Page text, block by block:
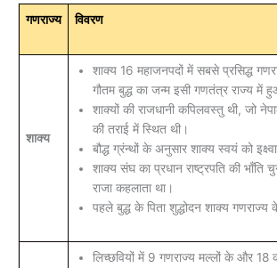
गणराज्य विवरण
शाक्य
शाक्य 16 महाजनपदों में सबसे प्रसिद्ध
गौतम बुद्ध का जन्म इसी गणतंत्र राज्य में
शाक्यों की राजधानी कपिलवस्तु थी, जो
की तराई में स्थित थी।
बौद्ध ग्रंन्थों के अनुसार शाक्य स्वयं को
शाक्य संघ का प्रधान राष्ट्रपति की भाँति
राजा कहलाता था।
पहले बुद्ध के पिता शुद्धोदन शाक्य
लिच्छवियों में 9 गणराज्य मल्लों के और